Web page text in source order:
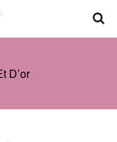
D’or